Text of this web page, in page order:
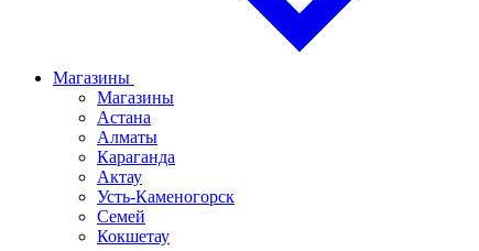
Магазины
Магазины
Астана
Алматы
Караганда
Актау
Усть-Каменогорск
Семей
Кокшетау